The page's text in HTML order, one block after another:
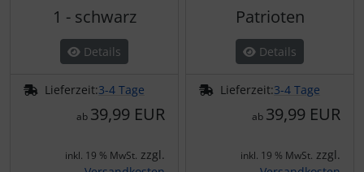
1 - schwarz
Details
Lieferzeit:3-4 Tage
ab 39,99 EUR
inkl. 19 % MwSt. zzgl.
Patrioten
Details
Lieferzeit:3-4 Tage
ab 39,99 EUR
inkl. 19 % MwSt. zzgl.